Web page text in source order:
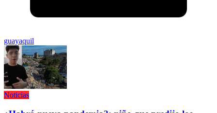
guayaquil
Noticias